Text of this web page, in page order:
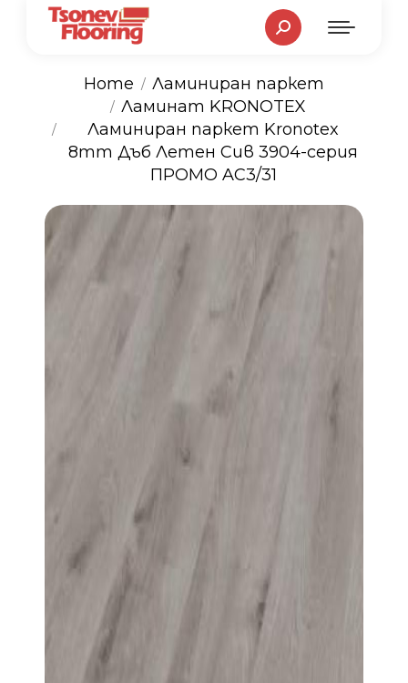
Search:
You are here:
Home
Ламиниран паркет
Ламинат KRONOTEX
Ламиниран паркет Kronotex
8mm Дъб Летен Сив 3904-серия
ПРОМО AC3/31